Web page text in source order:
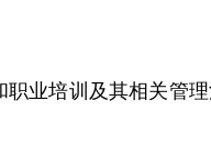
业培训及其相关管